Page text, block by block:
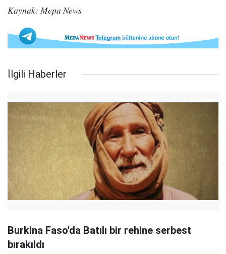
Kaynak: Mepa News
İlgili Haberler
Burkina Faso'da Batılı bir rehine serbest
bırakıldı